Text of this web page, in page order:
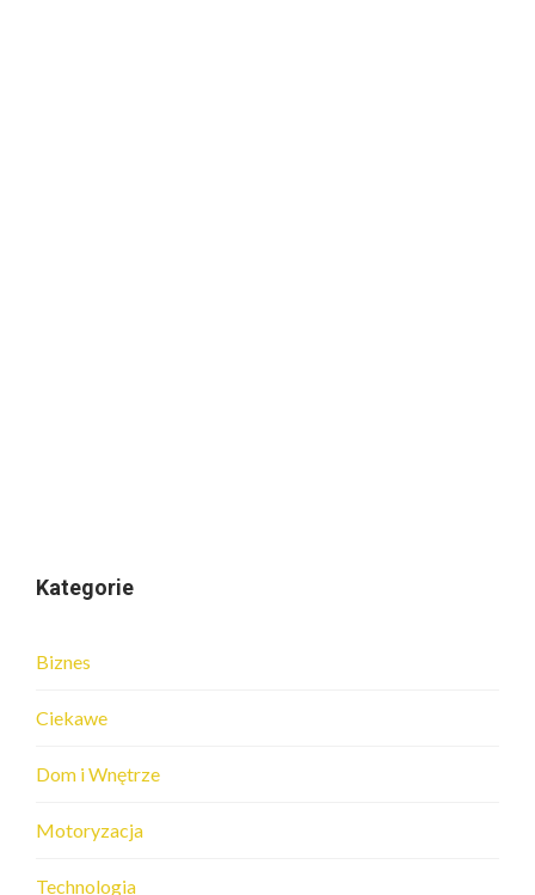
Kategorie
Biznes
Ciekawe
Dom i Wnętrze
Motoryzacja
Technologia